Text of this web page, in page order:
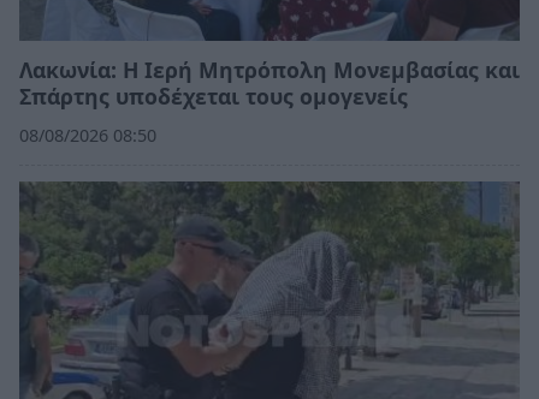
Λακωνία: Η Ιερή Μητρόπολη Μονεμβασίας και
Σπάρτης υποδέχεται τους ομογενείς
08/08/2026 08:50